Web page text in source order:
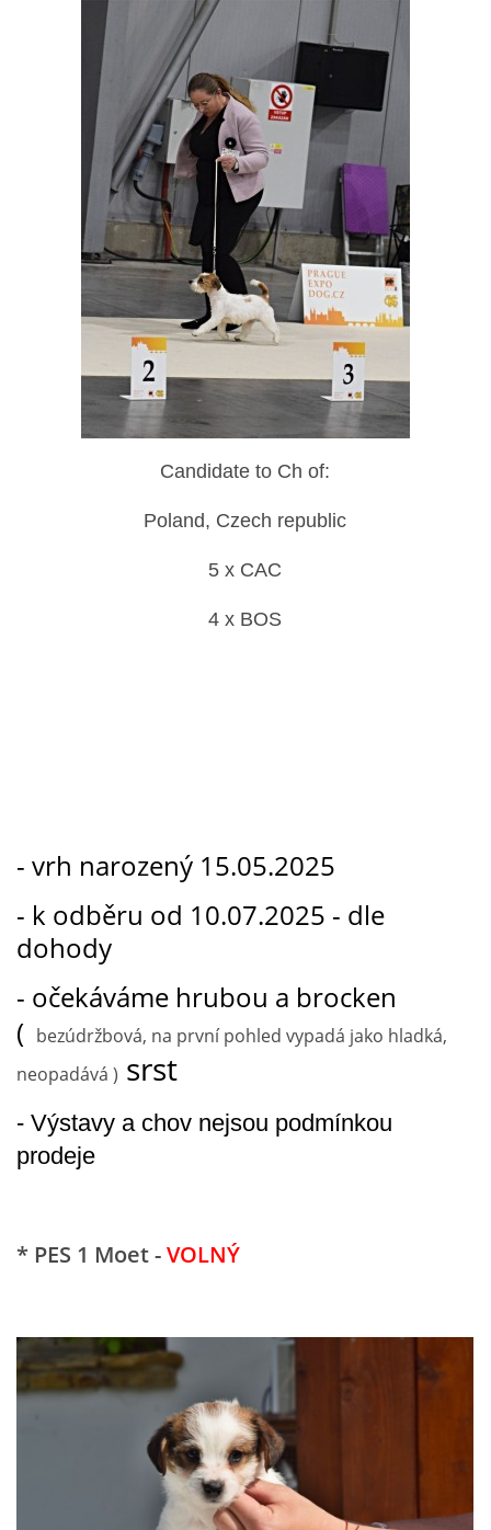
Candidate to Ch of:
Poland, Czech republic
5 x CAC
4 x BOS
- vrh narozený 15.05.2025
- k odběru od 10.07.2025 - dle
dohody
- očekáváme hrubou a brocken
( bezúdržbová, na první pohled vypadá jako hladká,
neopadává ) srst
- Výstavy a chov nejsou podmínkou
prodeje
* PES 1 Moet -VOLNÝ